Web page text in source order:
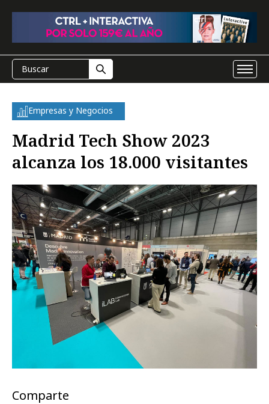
Empresas y Negocios
Madrid Tech Show 2023
alcanza los 18.000 visitantes
Comparte